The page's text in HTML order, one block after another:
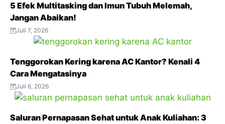
o
o
e
r
A
p
p
r
m
r
s
5 Efek Multitasking dan Imun Tubuh Melemah,
Jangan Abaikan!
Juli 7, 2026
Tenggorokan Kering karena AC Kantor? Kenali 4
Cara Mengatasinya
Juli 6, 2026
Saluran Pernapasan Sehat untuk Anak Kuliahan: 3